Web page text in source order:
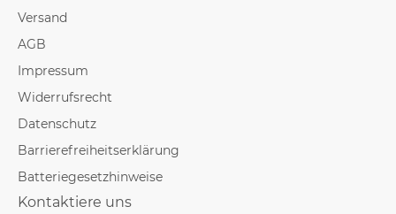
Versand
AGB
Impressum
Widerrufsrecht
Datenschutz
Barrierefreiheitserklärung
Batteriegesetzhinweise
Kontaktiere uns